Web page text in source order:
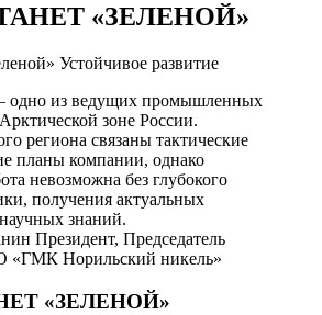
«ЗЕЛЕНОЙ»
Устойчивое развитие
одно из ведущих промышленных
зоне России.
региона связаны тактические
планы компании, однако
невозможна без глубокого
получения актуальных
знаний.
Президент, Председатель
«ГМК Норильский никель»
«ЗЕЛЕНОЙ»